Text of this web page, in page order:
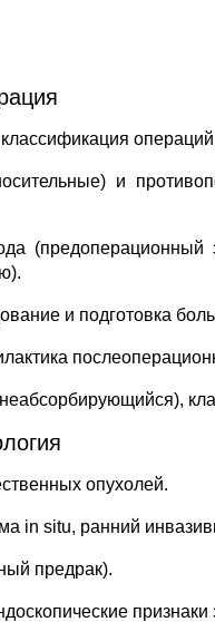
и
(предоперационный
и подготовка
опухолей.
in situ, ранний
предрак).